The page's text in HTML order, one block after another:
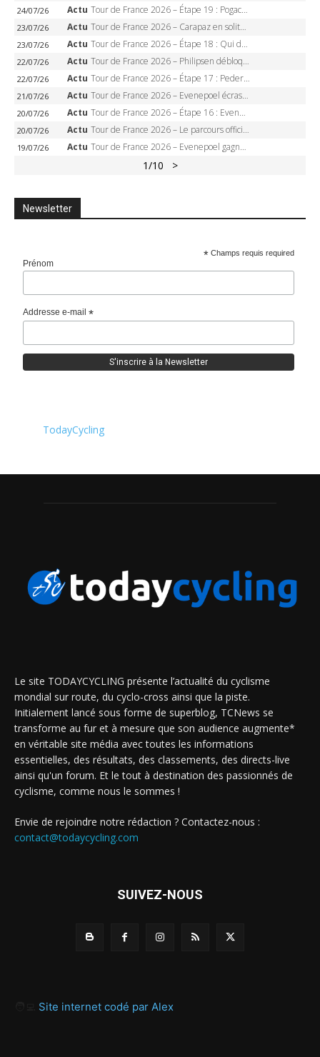
24/07/26 Actu Tour de France 2026 – Étape 19 : Pogacar peut-il enfin dompter l’Alpe d’Huez ?
23/07/26 Actu Tour de France 2026 – Carapaz en solitaire à Orcières-Merlette, Paret-Peintre à un point du maillot à pois
23/07/26 Actu Tour de France 2026 – Étape 18 : Qui domptera Orcières-Merlette, première marche vers l’Alpe d’Huez ?
22/07/26 Actu Tour de France 2026 – Philipsen débloque son compteur à Voiron, Pedersen en danger pour le maillot vert
22/07/26 Actu Tour de France 2026 – Étape 17 : Pedersen peut-il verrouiller le maillot vert à Voiron ?
21/07/26 Actu Tour de France 2026 – Evenepoel écrase le chrono d’Évian, Seixas 4e, Lipowitz abandonne
20/07/26 Actu Tour de France 2026 – Étape 16 : Evenepoel, Pogacar, Ganna… qui domptera le chrono d’Évian pour redessiner le podium ?
20/07/26 Actu Tour de France 2026 – Le parcours officiel complet : 21 étapes, profils, carte et dates
19/07/26 Actu Tour de France 2026 – Evenepoel gagne à Solaison, Vingegaard abandonne, Pogacar toujours en jaune
1/10 >
Newsletter
* Champs requis required
Prénom
Addresse e-mail*
TodayCycling
Le site TODAYCYCLING présente l’actualité du cyclisme
mondial sur route, du cyclo-cross ainsi que la piste.
Initialement lancé sous forme de superblog, TCNews se
transforme au fur et à mesure que son audience augmente*
en véritable site média avec toutes les informations
essentielles, des résultats, des classements, des directs-live
ainsi qu'un forum. Et le tout à destination des passionnés de
cyclisme, comme nous le sommes !
Envie de rejoindre notre rédaction ? Contactez-nous :
contact@todaycycling.com
SUIVEZ-NOUS
Site internet codé par Alex